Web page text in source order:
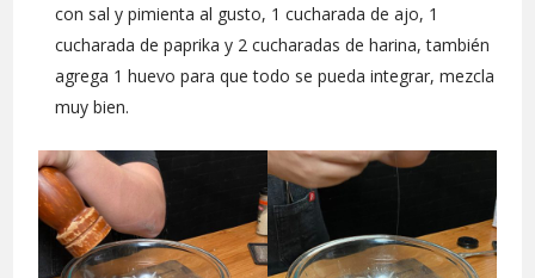
con sal y pimienta al gusto, 1 cucharada de ajo, 1
cucharada de paprika y 2 cucharadas de harina, también
agrega 1 huevo para que todo se pueda integrar, mezcla
muy bien.